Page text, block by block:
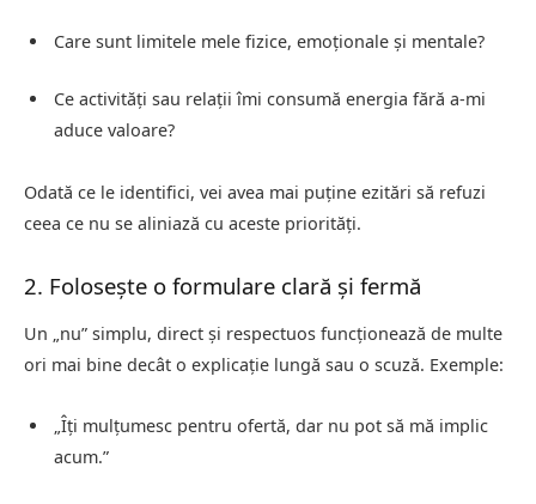
Care sunt limitele mele fizice, emoționale și mentale?
Ce activități sau relații îmi consumă energia fără a-mi
aduce valoare?
Odată ce le identifici, vei avea mai puține ezitări să refuzi
ceea ce nu se aliniază cu aceste priorități.
2. Folosește o formulare clară și fermă
Un „nu” simplu, direct și respectuos funcționează de multe
ori mai bine decât o explicație lungă sau o scuză. Exemple:
„Îți mulțumesc pentru ofertă, dar nu pot să mă implic
acum.”